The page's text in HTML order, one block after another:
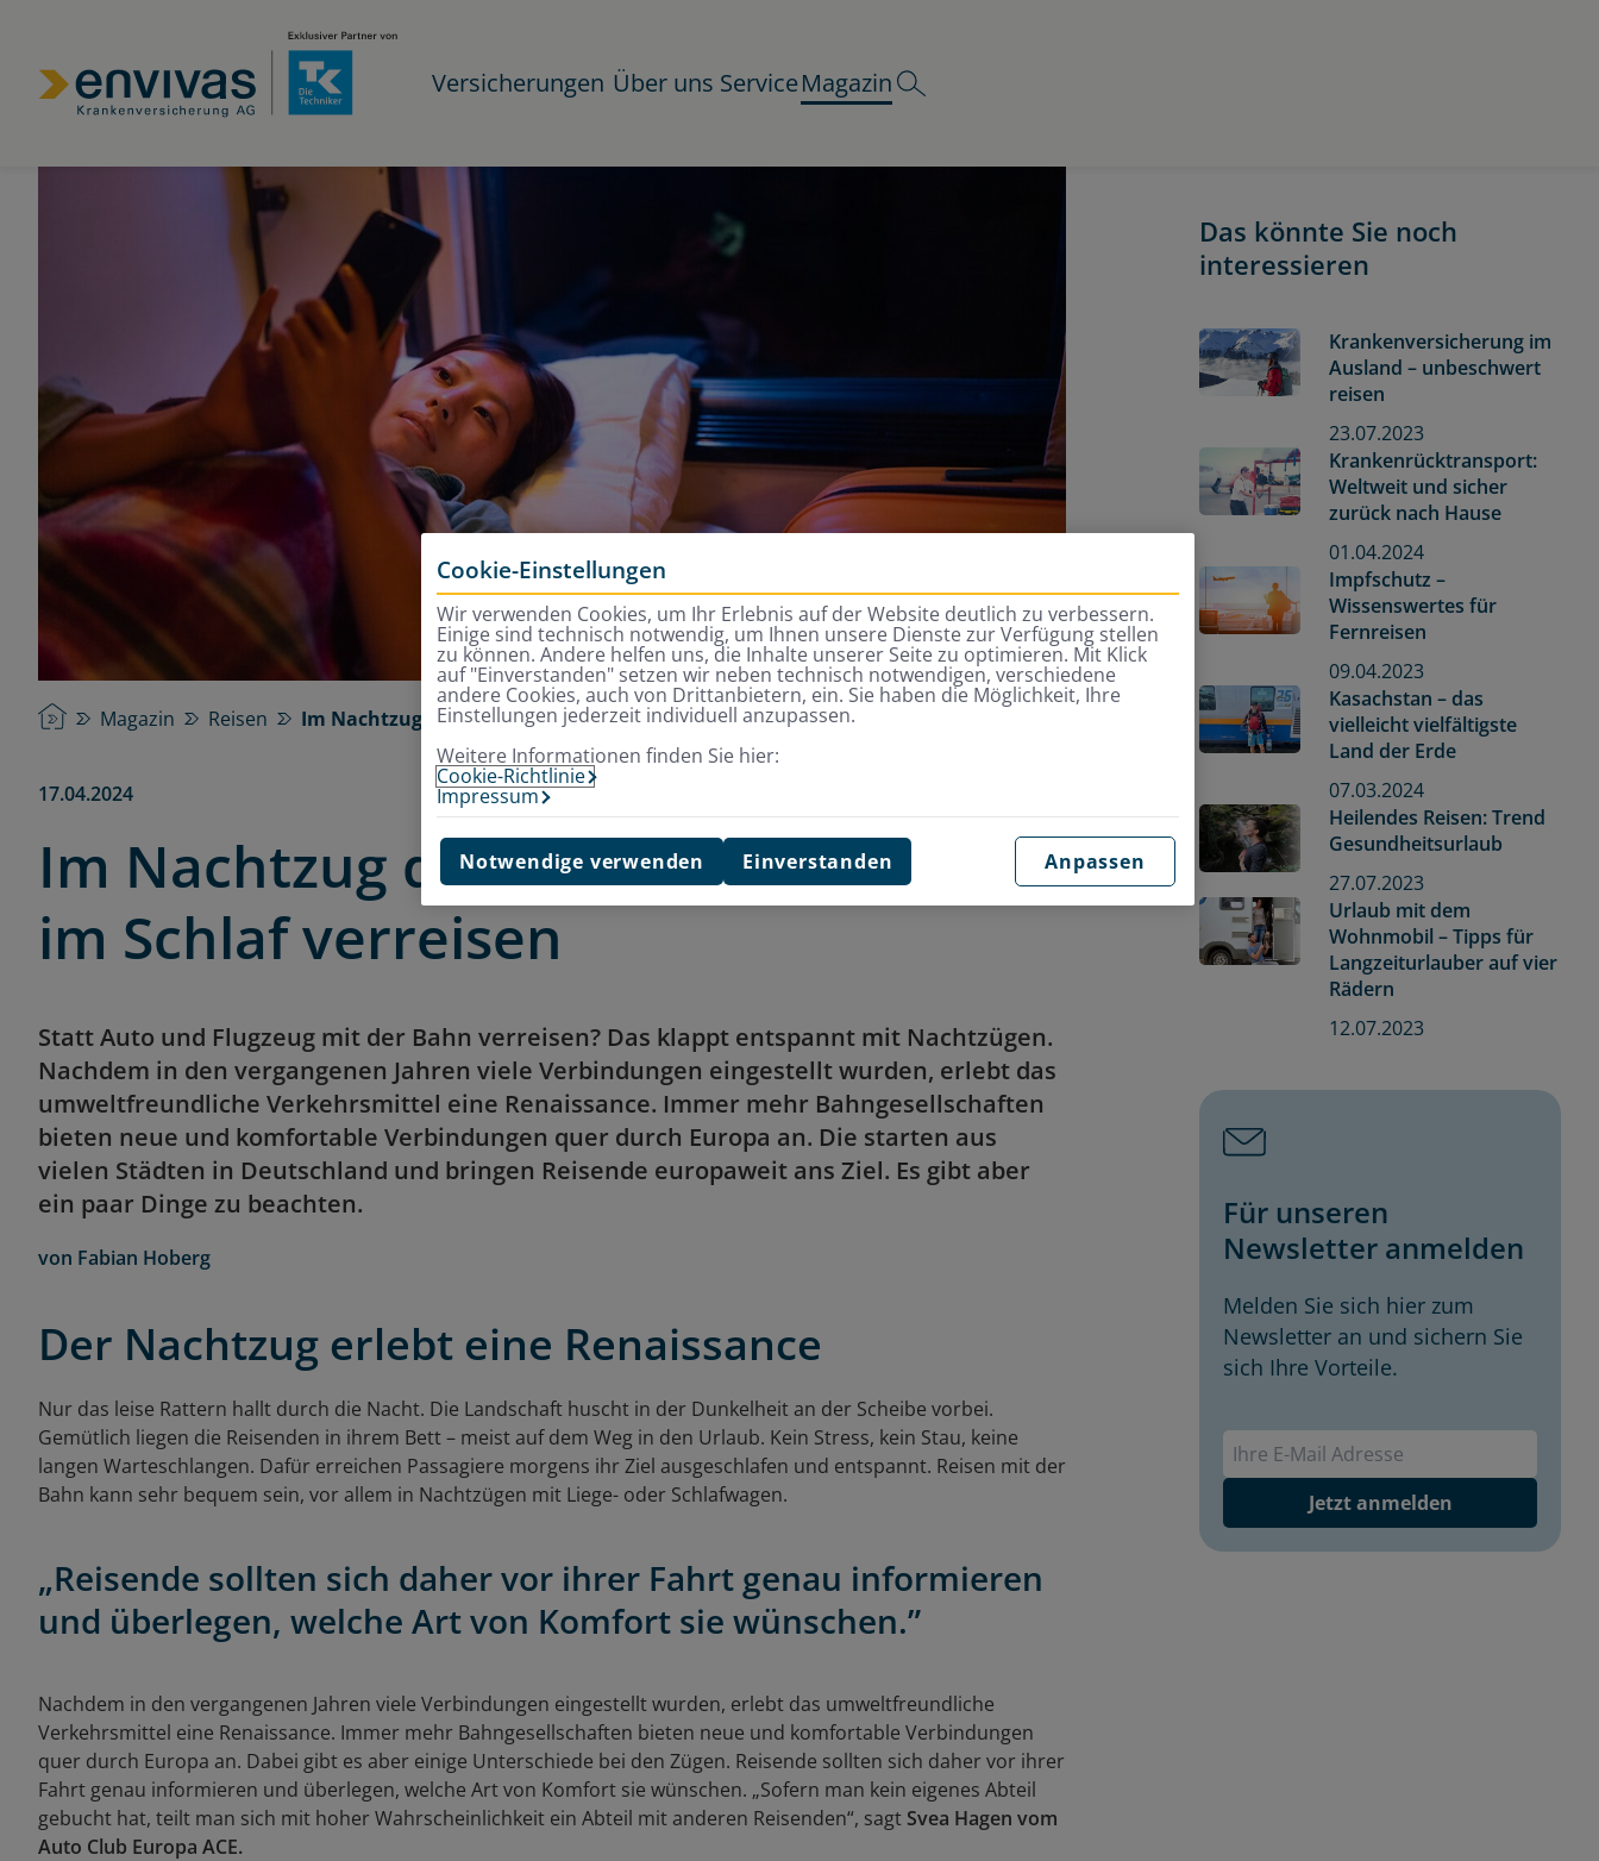
Versicherungen Über uns ServiceMagazin
StartseiteMagazin Reisen Im Nachtzug durch Europa – bequem im Schlaf verreisen
17.04.2024
Im Nachtzug durch Europa – bequem
im Schlaf verreisen
Statt Auto und Flugzeug mit der Bahn verreisen? Das klappt entspannt mit Nachtzügen.
Nachdem in den vergangenen Jahren viele Verbindungen eingestellt wurden, erlebt das
umweltfreundliche Verkehrsmittel eine Renaissance. Immer mehr Bahngesellschaften
bieten neue und komfortable Verbindungen quer durch Europa an. Die starten aus
vielen Städten in Deutschland und bringen Reisende europaweit ans Ziel. Es gibt aber
ein paar Dinge zu beachten.
von Fabian Hoberg
Der Nachtzug erlebt eine Renaissance
Nur das leise Rattern hallt durch die Nacht. Die Landschaft huscht in der Dunkelheit an der Scheibe vorbei.
Gemütlich liegen die Reisenden in ihrem Bett – meist auf dem Weg in den Urlaub. Kein Stress, kein Stau, keine
langen Warteschlangen. Dafür erreichen Passagiere morgens ihr Ziel ausgeschlafen und entspannt. Reisen mit der
Bahn kann sehr bequem sein, vor allem in Nachtzügen mit Liege- oder Schlafwagen.
„Reisende sollten sich daher vor ihrer Fahrt genau informieren
und überlegen, welche Art von Komfort sie wünschen.”
Nachdem in den vergangenen Jahren viele Verbindungen eingestellt wurden, erlebt das umweltfreundliche
Verkehrsmittel eine Renaissance. Immer mehr Bahngesellschaften bieten neue und komfortable Verbindungen
quer durch Europa an. Dabei gibt es aber einige Unterschiede bei den Zügen. Reisende sollten sich daher vor ihrer
Fahrt genau informieren und überlegen, welche Art von Komfort sie wünschen. „Sofern man kein eigenes Abteil
gebucht hat, teilt man sich mit hoher Wahrscheinlichkeit ein Abteil mit anderen Reisenden“, sagt Svea Hagen vom
Auto Club Europa ACE.
Das könnte Sie noch
interessieren
Krankenversicherung im
Ausland – unbeschwert
reisen
23.07.2023
Krankenrücktransport:
Weltweit und sicher
zurück nach Hause
01.04.2024
Impfschutz –
Wissenswertes für
Fernreisen
09.04.2023
Kasachstan – das
vielleicht vielfältigste
Land der Erde
07.03.2024
Heilendes Reisen: Trend
Gesundheitsurlaub
27.07.2023
Urlaub mit dem
Wohnmobil – Tipps für
Langzeiturlauber auf vier
Rädern
12.07.2023
Für unseren
Newsletter anmelden
Melden Sie sich hier zum
Newsletter an und sichern Sie
sich Ihre Vorteile.
Jetzt anmelden
Cookie-Einstellungen
Wir verwenden Cookies, um Ihr Erlebnis auf der Website deutlich zu verbessern.
Einige sind technisch notwendig, um Ihnen unsere Dienste zur Verfügung stellen
zu können. Andere helfen uns, die Inhalte unserer Seite zu optimieren. Mit Klick
auf "Einverstanden" setzen wir neben technisch notwendigen, verschiedene
andere Cookies, auch von Drittanbietern, ein. Sie haben die Möglichkeit, Ihre
Einstellungen jederzeit individuell anzupassen.
Weitere Informationen finden Sie hier:
Cookie-Richtlinie
Impressum
Anpassen
Notwendige verwenden Einverstanden